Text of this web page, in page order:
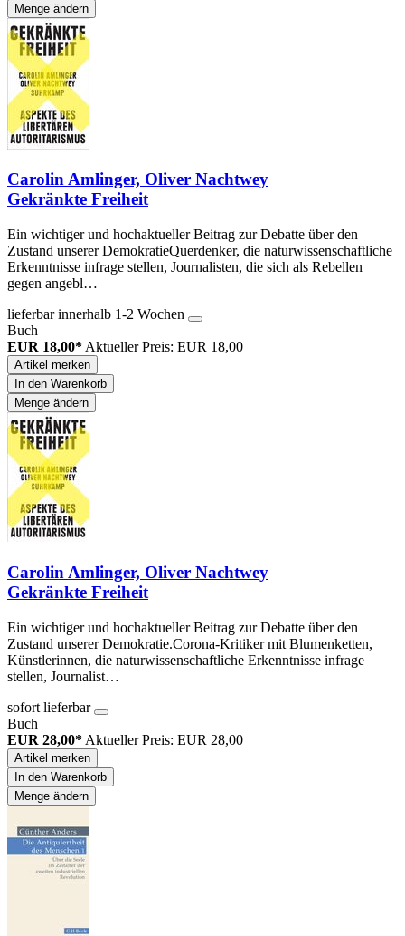
Menge ändern
Carolin Amlinger, Oliver Nachtwey
Gekränkte Freiheit
Ein wichtiger und hochaktueller Beitrag zur Debatte über den
Zustand unserer DemokratieQuerdenker, die naturwissenschaftliche
Erkenntnisse infrage stellen, Journalisten, die sich als Rebellen
gegen angebl…
lieferbar innerhalb 1-2 Wochen
Buch
EUR 18,00* Aktueller Preis: EUR 18,00
Artikel merken
In den Warenkorb
Menge ändern
Carolin Amlinger, Oliver Nachtwey
Gekränkte Freiheit
Ein wichtiger und hochaktueller Beitrag zur Debatte über den
Zustand unserer Demokratie.Corona-Kritiker mit Blumenketten,
Künstlerinnen, die naturwissenschaftliche Erkenntnisse infrage
stellen, Journalist…
sofort lieferbar
Buch
EUR 28,00* Aktueller Preis: EUR 28,00
Artikel merken
In den Warenkorb
Menge ändern